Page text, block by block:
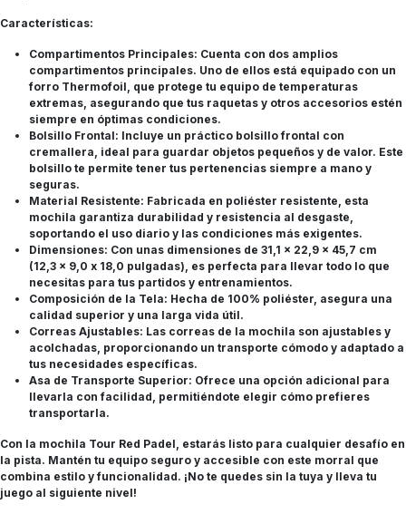
Características:
Compartimentos Principales: Cuenta con dos amplios
compartimentos principales. Uno de ellos está equipado con un
forro Thermofoil, que protege tu equipo de temperaturas
extremas, asegurando que tus raquetas y otros accesorios estén
siempre en óptimas condiciones.
Bolsillo Frontal: Incluye un práctico bolsillo frontal con
cremallera, ideal para guardar objetos pequeños y de valor. Este
bolsillo te permite tener tus pertenencias siempre a mano y
seguras.
Material Resistente: Fabricada en poliéster resistente, esta
mochila garantiza durabilidad y resistencia al desgaste,
soportando el uso diario y las condiciones más exigentes.
Dimensiones: Con unas dimensiones de 31,1 x 22,9 x 45,7 cm
(12,3 x 9,0 x 18,0 pulgadas), es perfecta para llevar todo lo que
necesitas para tus partidos y entrenamientos.
Composición de la Tela: Hecha de 100% poliéster, asegura una
calidad superior y una larga vida útil.
Correas Ajustables: Las correas de la mochila son ajustables y
acolchadas, proporcionando un transporte cómodo y adaptado a
tus necesidades específicas.
Asa de Transporte Superior: Ofrece una opción adicional para
llevarla con facilidad, permitiéndote elegir cómo prefieres
transportarla.
Con la mochila Tour Red Padel, estarás listo para cualquier desafío en
la pista. Mantén tu equipo seguro y accesible con este morral que
combina estilo y funcionalidad. ¡No te quedes sin la tuya y lleva tu
juego al siguiente nivel!